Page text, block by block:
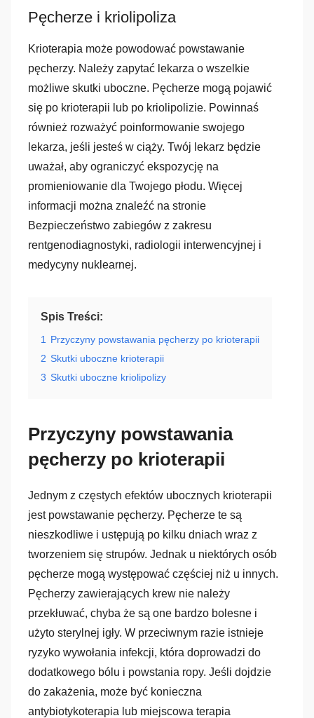
Pęcherze i kriolipoliza
Krioterapia może powodować powstawanie
pęcherzy. Należy zapytać lekarza o wszelkie
możliwe skutki uboczne. Pęcherze mogą pojawić
się po krioterapii lub po kriolipolizie. Powinnaś
również rozważyć poinformowanie swojego
lekarza, jeśli jesteś w ciąży. Twój lekarz będzie
uważał, aby ograniczyć ekspozycję na
promieniowanie dla Twojego płodu. Więcej
informacji można znaleźć na stronie
Bezpieczeństwo zabiegów z zakresu
rentgenodiagnostyki, radiologii interwencyjnej i
medycyny nuklearnej.
Spis Treści:
1 Przyczyny powstawania pęcherzy po krioterapii
2 Skutki uboczne krioterapii
3 Skutki uboczne kriolipolizy
Przyczyny powstawania
pęcherzy po krioterapii
Jednym z częstych efektów ubocznych krioterapii
jest powstawanie pęcherzy. Pęcherze te są
nieszkodliwe i ustępują po kilku dniach wraz z
tworzeniem się strupów. Jednak u niektórych osób
pęcherze mogą występować częściej niż u innych.
Pęcherzy zawierających krew nie należy
przekłuwać, chyba że są one bardzo bolesne i
użyto sterylnej igły. W przeciwnym razie istnieje
ryzyko wywołania infekcji, która doprowadzi do
dodatkowego bólu i powstania ropy. Jeśli dojdzie
do zakażenia, może być konieczna
antybiotykoterapia lub miejscowa terapia